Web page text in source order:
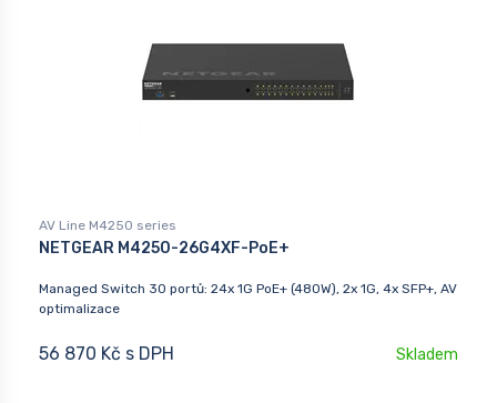
AV Line M4250 series
NETGEAR M4250-26G4XF-PoE+
Managed Switch 30 portů: 24x 1G PoE+ (480W), 2x 1G, 4x SFP+, AV
optimalizace
56 870 Kč s DPH Skladem